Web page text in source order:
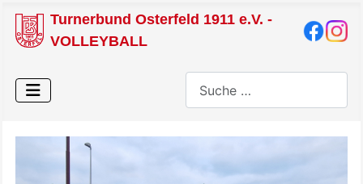
Turnerbund Osterfeld 1911 e.V. -
VOLLEYBALL